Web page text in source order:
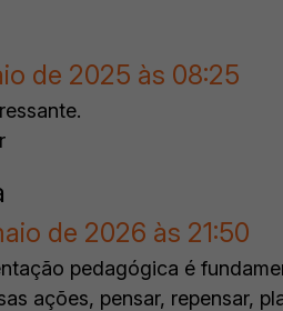
de 2025 às 08:25
de 2026 às 21:50
pedagógica é
ações, pensar, repensar,